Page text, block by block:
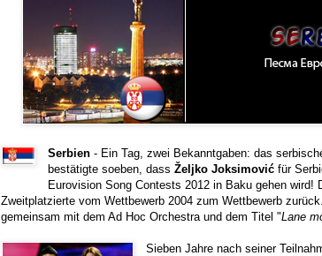
Serbien - Ein Tag, zwei Bekanntgaben: das
bestätigte soeben, dassŽeljko Joksimović für
Eurovision Song Contests 2012 in Baku gehen wird!
Zweitplatzierte vom Wettbewerb 2004 zum Wettbewerb
gemeinsam mit dem Ad Hoc Orchestra und dem Titel "Lane
Sieben Jahre nach seiner